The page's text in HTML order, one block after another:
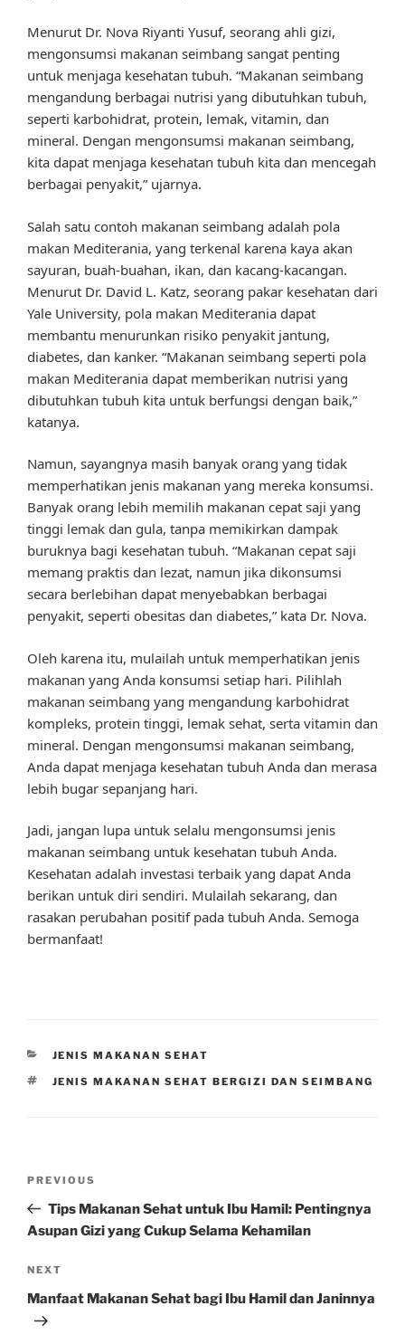
Menurut Dr. Nova Riyanti Yusuf, seorang ahli gizi,
mengonsumsi makanan seimbang sangat penting
untuk menjaga kesehatan tubuh. “Makanan seimbang
mengandung berbagai nutrisi yang dibutuhkan tubuh,
seperti karbohidrat, protein, lemak, vitamin, dan
mineral. Dengan mengonsumsi makanan seimbang,
kita dapat menjaga kesehatan tubuh kita dan mencegah
berbagai penyakit,” ujarnya.
Salah satu contoh makanan seimbang adalah pola
makan Mediterania, yang terkenal karena kaya akan
sayuran, buah-buahan, ikan, dan kacang-kacangan.
Menurut Dr. David L. Katz, seorang pakar kesehatan dari
Yale University, pola makan Mediterania dapat
membantu menurunkan risiko penyakit jantung,
diabetes, dan kanker. “Makanan seimbang seperti pola
makan Mediterania dapat memberikan nutrisi yang
dibutuhkan tubuh kita untuk berfungsi dengan baik,”
katanya.
Namun, sayangnya masih banyak orang yang tidak
memperhatikan jenis makanan yang mereka konsumsi.
Banyak orang lebih memilih makanan cepat saji yang
tinggi lemak dan gula, tanpa memikirkan dampak
buruknya bagi kesehatan tubuh. “Makanan cepat saji
memang praktis dan lezat, namun jika dikonsumsi
secara berlebihan dapat menyebabkan berbagai
penyakit, seperti obesitas dan diabetes,” kata Dr. Nova.
Oleh karena itu, mulailah untuk memperhatikan jenis
makanan yang Anda konsumsi setiap hari. Pilihlah
makanan seimbang yang mengandung karbohidrat
kompleks, protein tinggi, lemak sehat, serta vitamin dan
mineral. Dengan mengonsumsi makanan seimbang,
Anda dapat menjaga kesehatan tubuh Anda dan merasa
lebih bugar sepanjang hari.
Jadi, jangan lupa untuk selalu mengonsumsi jenis
makanan seimbang untuk kesehatan tubuh Anda.
Kesehatan adalah investasi terbaik yang dapat Anda
berikan untuk diri sendiri. Mulailah sekarang, dan
rasakan perubahan positif pada tubuh Anda. Semoga
bermanfaat!
CATEGORIES
JENIS MAKANAN SEHAT
TAGS
JENIS MAKANAN SEHAT BERGIZI DAN SEIMBANG
Previous
Post
PREVIOUS
Tips Makanan Sehat untuk Ibu Hamil: Pentingnya
Asupan Gizi yang Cukup Selama Kehamilan
Next
Post
NEXT
Manfaat Makanan Sehat bagi Ibu Hamil dan Janinnya